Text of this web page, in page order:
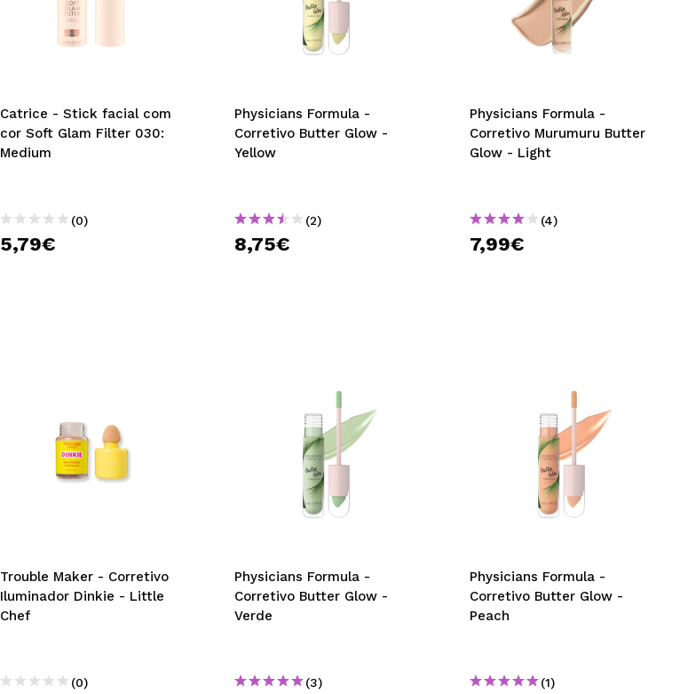
Catrice - Stick facial com
cor Soft Glam Filter 030:
Medium
(0)
5,79€
Physicians Formula -
Corretivo Butter Glow -
Yellow
(2)
8,75€
Physicians Formula -
Corretivo Murumuru Butter
Glow - Light
(4)
7,99€
Trouble Maker - Corretivo
Iluminador Dinkie - Little
Chef
(0)
Physicians Formula -
Corretivo Butter Glow -
Verde
(3)
Physicians Formula -
Corretivo Butter Glow -
Peach
(1)